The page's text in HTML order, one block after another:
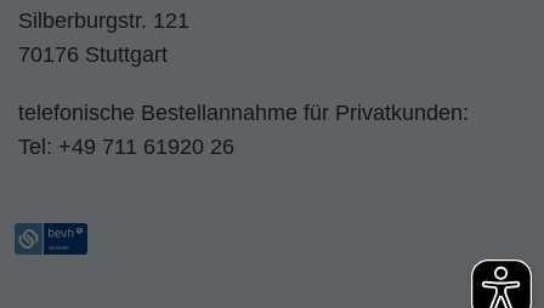
Silberburgstr. 121
70176 Stuttgart
telefonische Bestellannahme für Privatkunden:
Tel: +49 711 61920 26